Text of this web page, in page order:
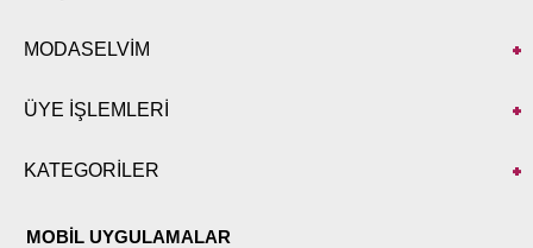
MODASELVİM
ÜYE İŞLEMLERİ
KATEGORİLER
MOBİL UYGULAMALAR